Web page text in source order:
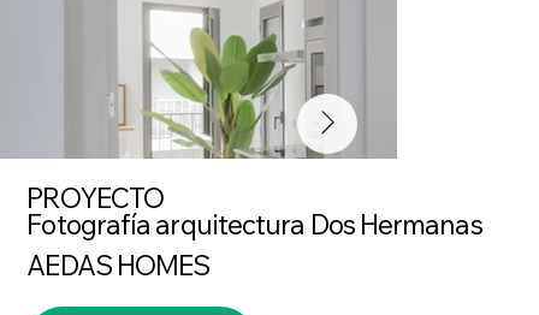
PROYECTO
Fotografía arquitectura Dos Hermanas
AEDAS HOMES